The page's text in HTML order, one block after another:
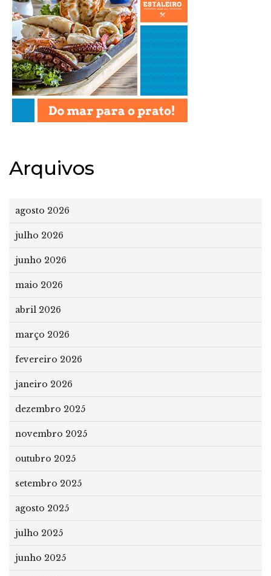
Arquivos
agosto 2026
julho 2026
junho 2026
maio 2026
abril 2026
março 2026
fevereiro 2026
janeiro 2026
dezembro 2025
novembro 2025
outubro 2025
setembro 2025
agosto 2025
julho 2025
junho 2025